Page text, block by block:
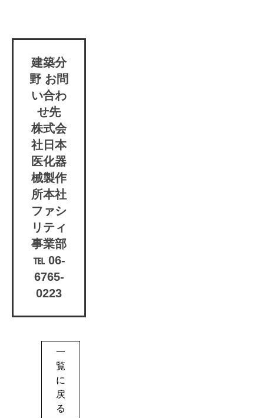
建築分
野 お問
い合わ
せ先
株式会
社日本
医化器
械製作
所本社
ファシ
リティ
事業部
℡ 06-
6765-
0223
一
覧
に
戻
る